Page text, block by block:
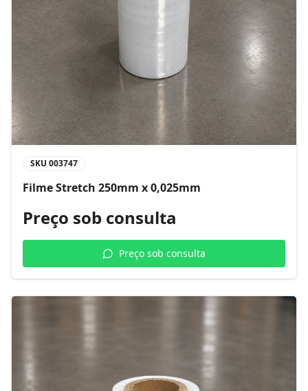
SKU 003747
Filme Stretch 250mm x 0,025mm
Preço sob consulta
Preço sob consulta